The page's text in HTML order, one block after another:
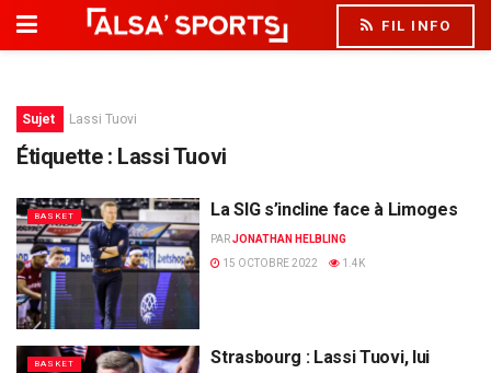
FIL INFO
Sujet Lassi Tuovi
Étiquette : Lassi Tuovi
BASKET La SIG s’incline face à Limoges
PARJONATHAN HELBLING
15 OCTOBRE 2022
1.4K
BASKET
Strasbourg : Lassi Tuovi, lui